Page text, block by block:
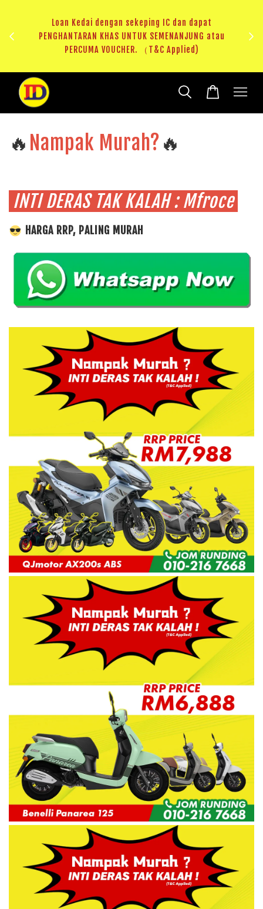
Loan Kedai dengan sekeping IC dan dapat
PENGHANTARAN KHAS UNTUK SEMENANJUNG atau
PERCUMA VOUCHER. （T&C Applied)
🔥 Nampak Murah?🔥
INTI DERAS TAK KALAH : Mfroce
HARGA RRP, PALING MURAH